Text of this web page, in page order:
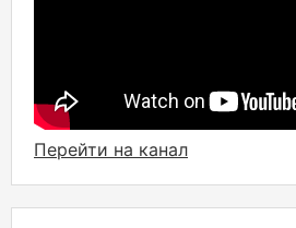
Перейти на канал